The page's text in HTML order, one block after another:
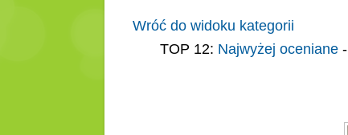
Wróć do widoku kategorii
TOP 12: Najwyżej oceniane-